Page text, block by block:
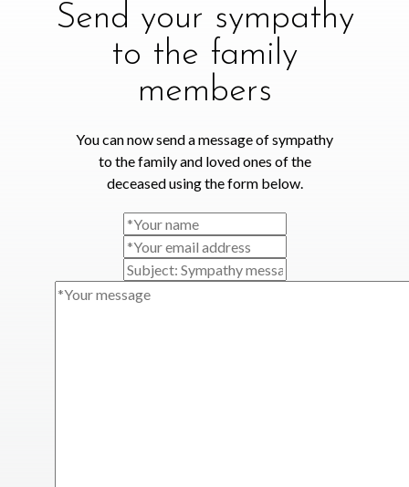
Send your sympathy
to the family
members
You can now send a message of sympathy
to the family and loved ones of the
deceased using the form below.